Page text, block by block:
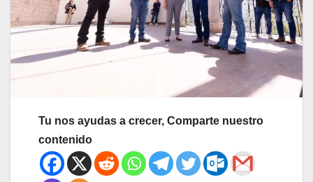
Tu nos ayudas a crecer, Comparte nuestro
contenido